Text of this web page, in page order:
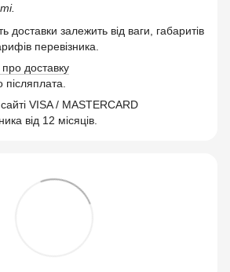
доставки залежить від ваги, габаритів
перевізника.
доставку
VISA / MASTERCARD
від 12 місяців.